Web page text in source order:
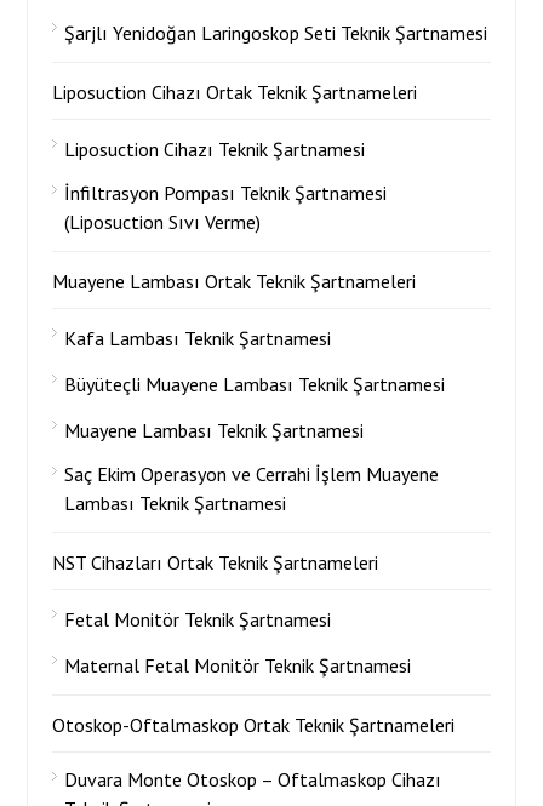
Şarjlı Yenidoğan Laringoskop Seti Teknik Şartnamesi
Liposuction Cihazı Ortak Teknik Şartnameleri
Liposuction Cihazı Teknik Şartnamesi
İnfiltrasyon Pompası Teknik Şartnamesi
(Liposuction Sıvı Verme)
Muayene Lambası Ortak Teknik Şartnameleri
Kafa Lambası Teknik Şartnamesi
Büyüteçli Muayene Lambası Teknik Şartnamesi
Muayene Lambası Teknik Şartnamesi
Saç Ekim Operasyon ve Cerrahi İşlem Muayene
Lambası Teknik Şartnamesi
NST Cihazları Ortak Teknik Şartnameleri
Fetal Monitör Teknik Şartnamesi
Maternal Fetal Monitör Teknik Şartnamesi
Otoskop-Oftalmaskop Ortak Teknik Şartnameleri
Duvara Monte Otoskop – Oftalmaskop Cihazı